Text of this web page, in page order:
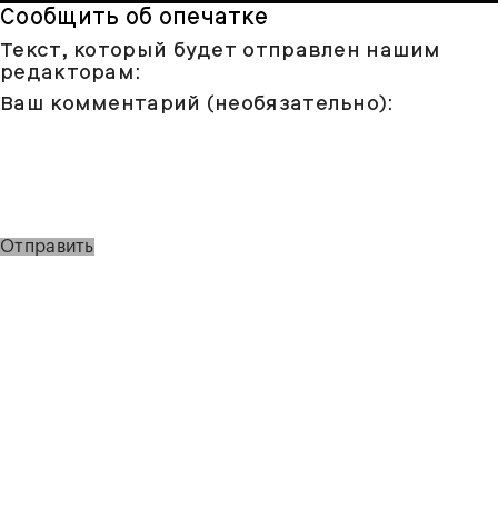
Сообщить об опечатке
Текст, который будет отправлен нашим
редакторам:
Ваш комментарий (необязательно):
Отправить